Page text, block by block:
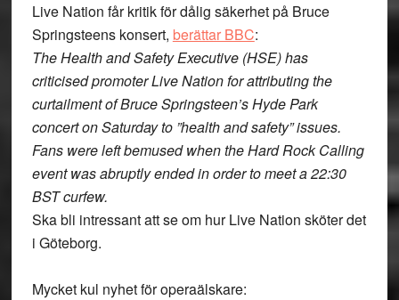
Live Nation får kritik för dålig säkerhet på Bruce
Springsteens konsert, berättar BBC:
The Health and Safety Executive (HSE) has
criticised promoter Live Nation for attributing the
curtailment of Bruce Springsteen’s Hyde Park
concert on Saturday to ”health and safety” issues.
Fans were left bemused when the Hard Rock Calling
event was abruptly ended in order to meet a 22:30
BST curfew.
Ska bli intressant att se om hur Live Nation sköter det
i Göteborg.
Mycket kul nyhet för operaälskare: